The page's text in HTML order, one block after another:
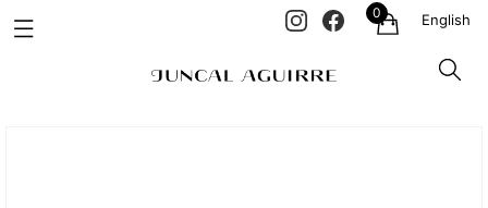
0 English